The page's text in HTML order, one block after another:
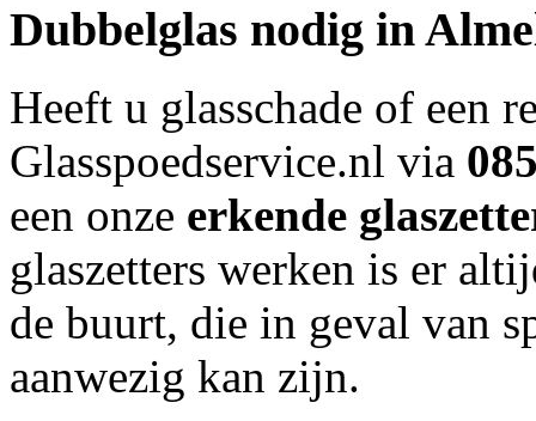
Dubbelglas nodig in
Heeft u glasschade of een
Glasspoedservice.nl via
een onze erkende
glaszetters werken is er
de buurt, die in geval van
aanwezig kan zijn.